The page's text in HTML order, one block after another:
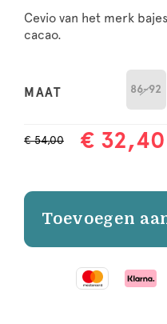
Cevio van het merk
cacao.
MAAT 86-92
€ 54,00 € 32,40
Toevoegen